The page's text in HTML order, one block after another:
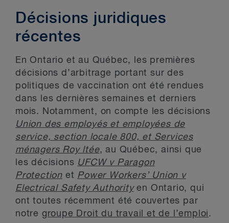
Décisions juridiques
récentes
En Ontario et au Québec, les premières
décisions d’arbitrage portant sur des
politiques de vaccination ont été rendues
dans les dernières semaines et derniers
mois. Notamment, on compte les décisions
Union des employés et employées de
service, section locale 800, et Services
ménagers Roy ltée, au Québec, ainsi que
les décisions UFCW v Paragon
Protection et Power Workers’ Union v
Electrical Safety Authorityen Ontario, qui
ont toutes récemment été couvertes par
notre groupe Droit du travail et de l’emploi.